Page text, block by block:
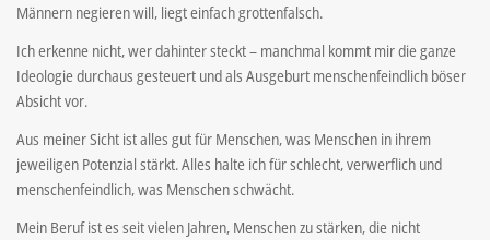
Männern negieren will, liegt einfach grottenfalsch.
Ich erkenne nicht, wer dahinter steckt – manchmal kommt mir die ganze
Ideologie durchaus gesteuert und als Ausgeburt menschenfeindlich böser
Absicht vor.
Aus meiner Sicht ist alles gut für Menschen, was Menschen in ihrem
jeweiligen Potenzial stärkt. Alles halte ich für schlecht, verwerflich und
menschenfeindlich, was Menschen schwächt.
Mein Beruf ist es seit vielen Jahren, Menschen zu stärken, die nicht